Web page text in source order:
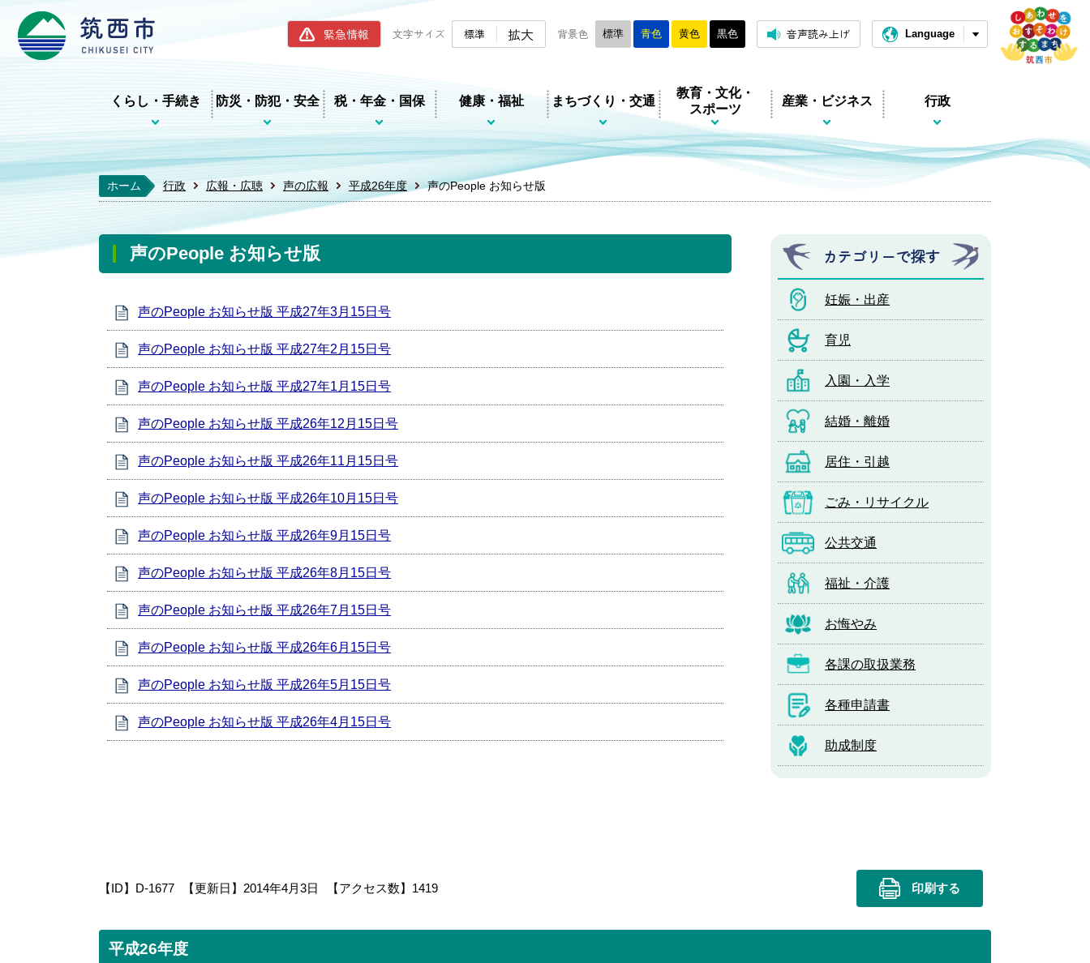
筑西市ホームページ
緊急情報 文字サイズ 標準 拡大 背景色 標準 青色 黄色 黒色 音声読み上げ Language
くらし・手続き 防災・防犯・安全 税・年金・国保 健康・福祉 まちづくり・交通
教育・文化・
スポーツ
産業・ビジネス 行政
ホーム 行政 広報・広聴 声の広報 平成26年度 声のPeople お知らせ版
声のPeople お知らせ版
声のPeople お知らせ版 平成27年3月15日号
声のPeople お知らせ版 平成27年2月15日号
声のPeople お知らせ版 平成27年1月15日号
声のPeople お知らせ版 平成26年12月15日号
声のPeople お知らせ版 平成26年11月15日号
声のPeople お知らせ版 平成26年10月15日号
声のPeople お知らせ版 平成26年9月15日号
声のPeople お知らせ版 平成26年8月15日号
声のPeople お知らせ版 平成26年7月15日号
声のPeople お知らせ版 平成26年6月15日号
声のPeople お知らせ版 平成26年5月15日号
声のPeople お知らせ版 平成26年4月15日号
【ID】 D-1677 【更新日】 2014年4月3日 【アクセス数】 1419 印刷する
カテゴリーで探す
妊娠・出産
育児
入園・入学
結婚・離婚
居住・引越
ごみ・リサイクル
公共交通
福祉・介護
お悔やみ
各課の取扱業務
各種申請書
助成制度
平成26年度